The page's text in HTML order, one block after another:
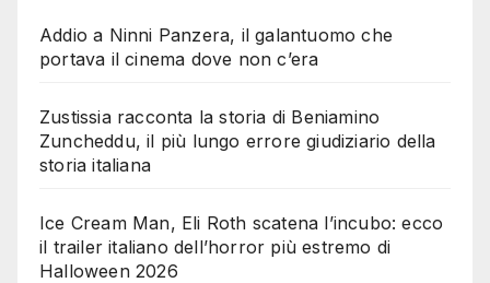
Addio a Ninni Panzera, il galantuomo che
portava il cinema dove non c’era
Zustissia racconta la storia di Beniamino
Zuncheddu, il più lungo errore giudiziario della
storia italiana
Ice Cream Man, Eli Roth scatena l’incubo: ecco
il trailer italiano dell’horror più estremo di
Halloween 2026